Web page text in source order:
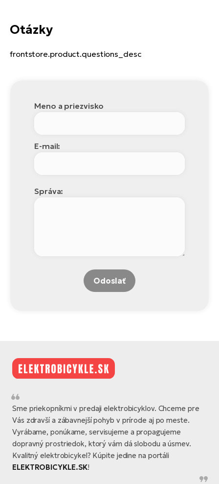
Otázky
frontstore.product.questions_desc
Meno a priezvisko
E-mail:
Správa:
Odoslať
Sme priekopníkmi v predaji elektrobicyklov. Chceme pre
Vás zdravší a zábavnejší pohyb v prírode aj po meste.
Vyrábame, ponúkame, servisujeme a propagujeme
dopravný prostriedok, ktorý vám dá slobodu a úsmev.
Kvalitný elektrobicykel? Kúpite jedine na portáli
ELEKTROBICYKLE.SK!